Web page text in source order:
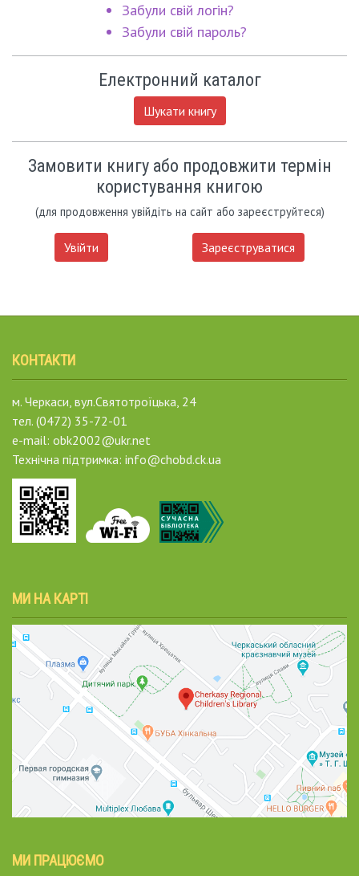
Забули свій логін?
Забули свій пароль?
Електронний каталог
Шукати книгу
Замовити книгу або продовжити термін
користування книгою
(для продовження увійдіть на сайт або зареєструйтеся)
Увійти Зареєструватися
КОНТАКТИ
м. Черкаси, вул.Святотроїцька, 24
тел. (0472) 35-72-01
e-mail: obk2002@ukr.net
Технічна підтримка: info@chobd.ck.ua
МИ НА КАРТІ
МИ ПРАЦЮЄМО